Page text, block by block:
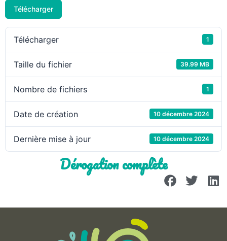
Télécharger
Télécharger 1
Taille du fichier 39.99 MB
Nombre de fichiers 1
Date de création 10 décembre 2024
Dernière mise à jour 10 décembre 2024
Dérogation complète